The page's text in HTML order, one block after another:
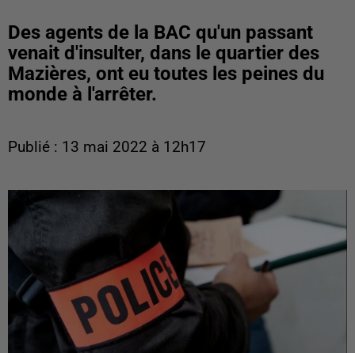
Des agents de la BAC qu'un passant
venait d'insulter, dans le quartier des
Mazières, ont eu toutes les peines du
monde à l'arrêter.
Publié : 13 mai 2022 à 12h17